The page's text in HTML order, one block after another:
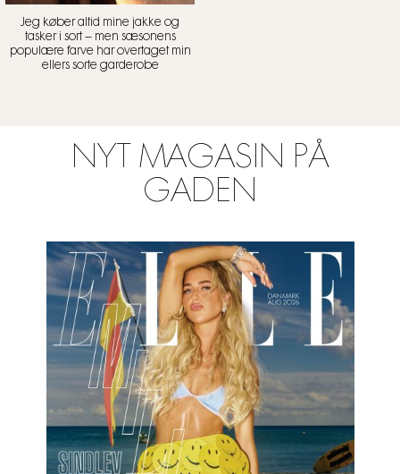
Jeg køber altid mine jakke og
tasker i sort – men sæsonens
populære farve har overtaget min
ellers sorte garderobe
NYT MAGASIN PÅ
GADEN